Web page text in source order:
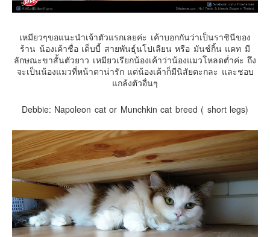
เหมียวๆขอแนะนำเจ้าตัวแรกเลยค่ะ เค้าบอกกันว่าเป็นราชินีของ
ร้าน น้องเค้าชื่อ เด็บบี้ สายพันธุ์นโปเลียน หรือ มันช์กิ้น แคท มี
ลักษณะขาสั้นตัวยาว เหมียวเรียกน้องเค้าว่าน้องแมวโหลดต่ำค่ะ ถึง
จะเป็นน้องแมวที่หน้าตาน่ารัก แต่น้องเค้าก็มีนิสัยตะกละ และชอบ
แกล้งตัวอื่นๆ
Debbie: Napoleon cat or Munchkin cat breed ( short legs)